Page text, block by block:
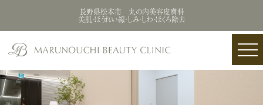
長野県松本市 丸の内美容皮膚科
美肌・ほうれい線・しみ・しわ・ほくろ除去